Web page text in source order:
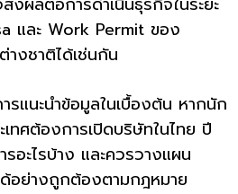
และ Work Permit ของ
งชาติได้เช่นกัน
รแนะนำข้อมูลในเบื้องต้น หากนัก
ทศต้องการเปิดบริษัทในไทย ปี
อะไรบ้าง และควรวางแผน
ด้อย่างถูกต้องตามกฎหมาย